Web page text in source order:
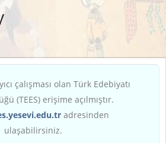
çalışması olan Türk Edebiyatı
(TEES) erişime açılmıştır.
adresinden
ulaşabilirsiniz.